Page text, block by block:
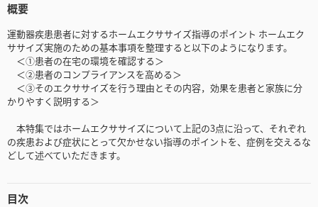
概要
運動器疾患患者に対するホームエクササイズ指導のポイント ホームエク
ササイズ実施のための基本事項を整理すると以下のようになります。
＜①患者の在宅の環境を確認する＞
＜②患者のコンプライアンスを高める＞
＜③そのエクササイズを行う理由とその内容，効果を患者と家族に分
かりやすく説明する＞
本特集ではホームエクササイズについて上記の3点に沿って、それぞれ
の疾患および症状にとって欠かせない指導のポイントを、症例を交えるな
どして述べていただきます。
目次